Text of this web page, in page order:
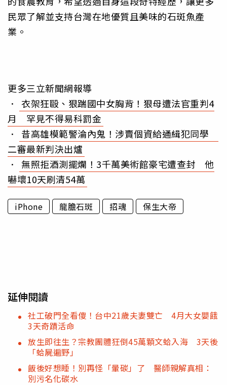
民眾了解並支持台灣在地優質且美味的石斑魚產
業。
更多三立新聞網報導
．
衣架狂毆、狠踹國中女胸背！狠母遭法官重判4
月 罕見不得易科罰金
．
昔高雄模範警淪內鬼！涉賣個資給通緝犯同學
二審最新判決出爐
．
無照拒酒測擺爛！3千萬美術館豪宅遭查封 他
嚇壞10天刷清54萬
iPhone 龍膽石斑 招魂 保生大帝
延伸閱讀
社工破門全看傻！台中21歲夫妻雙亡 4月大女嬰餓
3天奇蹟活命
放生即往生？宗教團體狂倒45萬顆文蛤入海 3天後
「蛤屍遍野」
飯後好想睡！別再怪「暈碳」了 醫師親解真相：
別污名化碳水